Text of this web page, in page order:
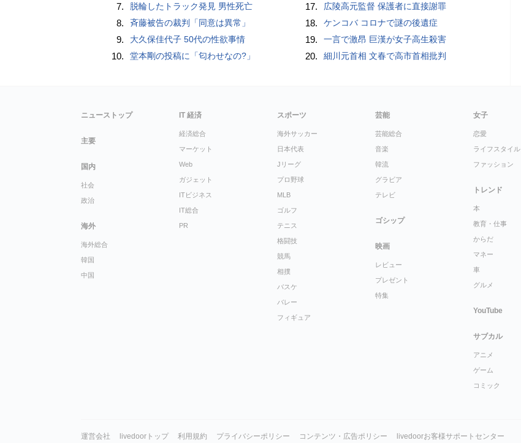
7. 脱輪したトラック発見 男性死亡
8. 斉藤被告の裁判「同意は異常」
9. 大久保佳代子 50代の性欲事情
10. 堂本剛の投稿に「匂わせなの?」
17. 広陵高元監督 保護者に直接謝罪
18. ケンコバ コロナで謎の後遺症
19. 一言で激昂 巨漢が女子高生殺害
20. 細川元首相 文春で高市首相批判
ニューストップ
主要
国内
社会
政治
海外
海外総合
韓国
中国
IT 経済
経済総合
マーケット
Web
ガジェット
ITビジネス
IT総合
PR
スポーツ
海外サッカー
日本代表
Jリーグ
プロ野球
MLB
ゴルフ
テニス
格闘技
競馬
相撲
バスケ
バレー
フィギュア
芸能
芸能総合
音楽
韓流
グラビア
テレビ
ゴシップ
映画
レビュー
プレゼント
特集
女子
恋愛
ライフスタイル
ファッション
トレンド
本
教育・仕事
からだ
マネー
車
グルメ
YouTube
サブカル
アニメ
ゲーム
コミック
運営会社 livedoorトップ 利用規約 プライバシーポリシー コンテンツ・広告ポリシー livedoorお客様サポートセンター